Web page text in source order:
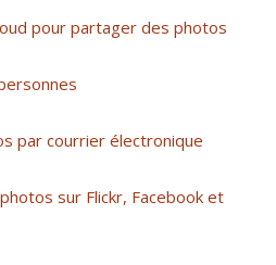
pour partager des photos
par courrier électronique
sur Flickr, Facebook et